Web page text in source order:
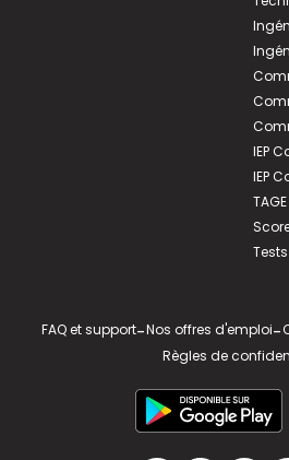
IEP
IEP
FAQ et support-Nos offres d'emploi-
Règles de